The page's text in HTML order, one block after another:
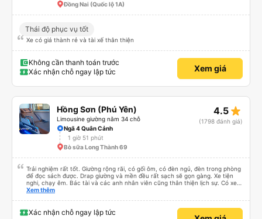
Đồng Nai (Quốc lộ 1A)
Thái độ phục vụ tốt
Xe có giá thành rẻ và tài xế thân thiện
Không cần thanh toán trước
Xác nhận chỗ ngay lập tức
Xem giá
Hồng Sơn (Phú Yên)
Limousine giường nằm 34 chỗ
4.5 star_rate
(1798 đánh giá)
Ngã 4 Quân Cảnh
1 giờ 51 phút
Bò sữa Long Thành 69
Trải nghiệm rất tốt. Giường rộng rãi, có gối ôm, có đèn ngủ, đèn trong phòng
để đọc sách được. Drap giường và mền đều rất sạch sẽ gọn gàng. Xe tiện
nghi, chạy êm. Bác tài và các anh nhân viên cũng thân thiện lịch sự. Có xe
trung chuyển về nội thành thành phố tuy hoà rất tiện. Giá vé hợp lý. Nói
Xem thêm
Xác nhận chỗ ngay lập tức